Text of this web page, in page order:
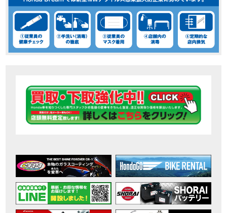
MOVIE 【三重→香川】このバイク、なんだと思いますか？【ホンダ バイク】【Honda DREAM】【三重県】
EVENT “コカ・コーラ”鈴鹿８時間耐久ロードレース 第47回大会「TSR応援席プレミアムチケット販売開始！」
MOVIE 【ホンダ バイク】バイクを長持ちさせる洗車を教えてもらった【プロの裏ワザ】
MOVIE 【ホンダ バイク】CRF1100L Africa Twinは女性ライダーでも快適か？四国ツーリング【X-ADVオーナー目線】
MOVIE 【ホンダ バイク】 ホンダドリーム鈴鹿の未公開シーン【モトベはつこ】
MOVIE 最新のアフリカツインどう？妹とHondaDreamのバイク全部見た結果｜Honda SuperCub
MOVIE 【ホンダ バイク】「ボカロ文化」を知ろう ナビゲーションをスキップ 検索 作成 6 アバターの画像 三重県を巡る女性ライダーの4日間！ポケふた全制覇ツーリング Honda CB1000F
CAMPAIGN 免許取得サポートキャンペーン実施中！
EVENT ［三重県下最大級のバイクイベント］2026MIE BIKE FES開催
MOVIE 【ホンダ バイク】【バイク女子】怖くて乗れなかったあの憧れバイク、ついに乗ります！
MOVIE 【ホンダ バイク】バイクが動かなくなった…原因不明で入院します
CAMPAIGN Rebel 250 E-Clutch シリーズ 洋用品購入サポートキャンペーン